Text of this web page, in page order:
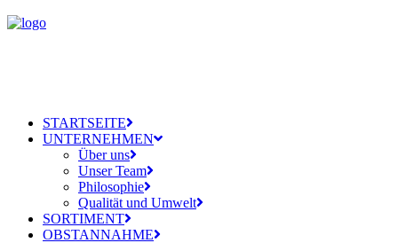
STARTSEITE
UNTERNEHMEN
Über uns
Unser Team
Philosophie
Qualität und Umwelt
SORTIMENT
OBSTANNAHME